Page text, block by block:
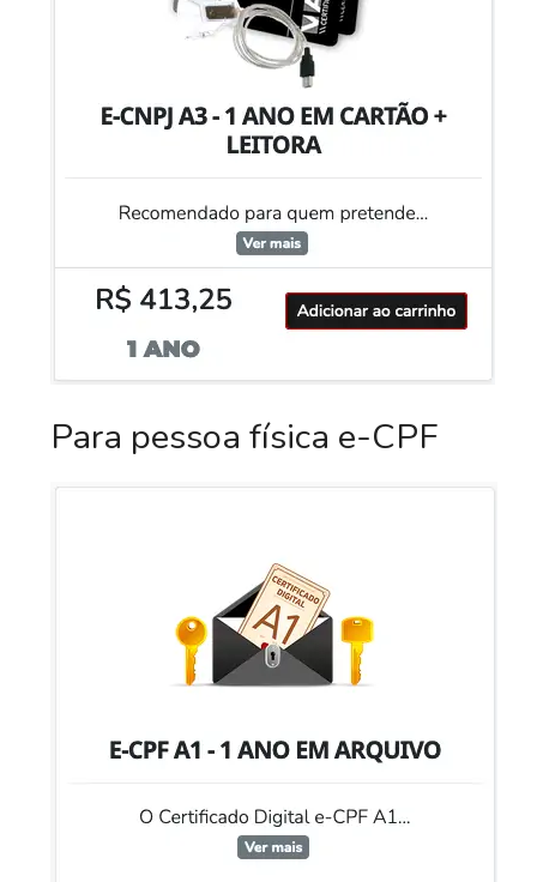
Para pessoa física e-CPF